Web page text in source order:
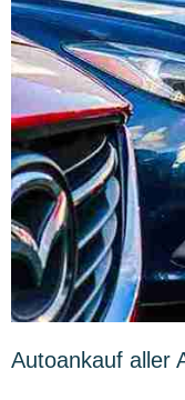
Autoankauf aller